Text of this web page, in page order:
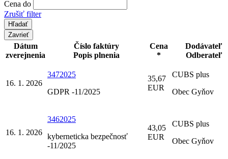
Cena do
Zrušiť filter
Zavrieť
Dátum
zverejnenia
Číslo faktúry
Popis plnenia
Cena
*
Dodávateľ
Odberateľ
16. 1. 2026
3472025
GDPR -11/2025
35,67
EUR
CUBS plus
Obec Gyňov
16. 1. 2026
3462025
kyberneticka bezpečnosť
-11/2025
43,05
EUR
CUBS plus
Obec Gyňov